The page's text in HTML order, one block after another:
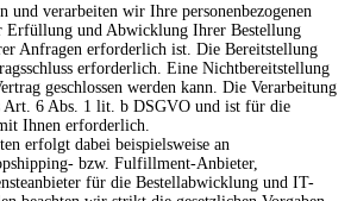
und verarbeiten wir Ihre personenbezogenen
Erfüllung und Abwicklung Ihrer Bestellung
Anfragen erforderlich ist. Die Bereitstellung
erforderlich. Eine Nichtbereitstellung
geschlossen werden kann. Die Verarbeitung
Art. 6 Abs. 1 lit. b DSGVO und ist für die
Ihnen erforderlich.
erfolgt dabei beispielsweise an
bzw. Fulfillment-Anbieter,
für die Bestellabwicklung und IT-